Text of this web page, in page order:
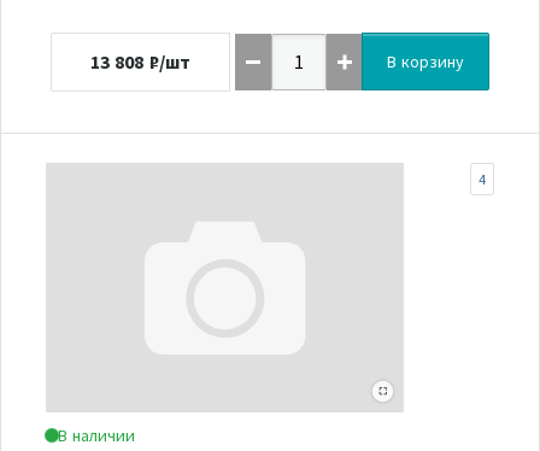
13 808 ₽/шт В корзину
В наличии
4